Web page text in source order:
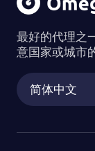
最好的代理之
意国家或城市
简体中文